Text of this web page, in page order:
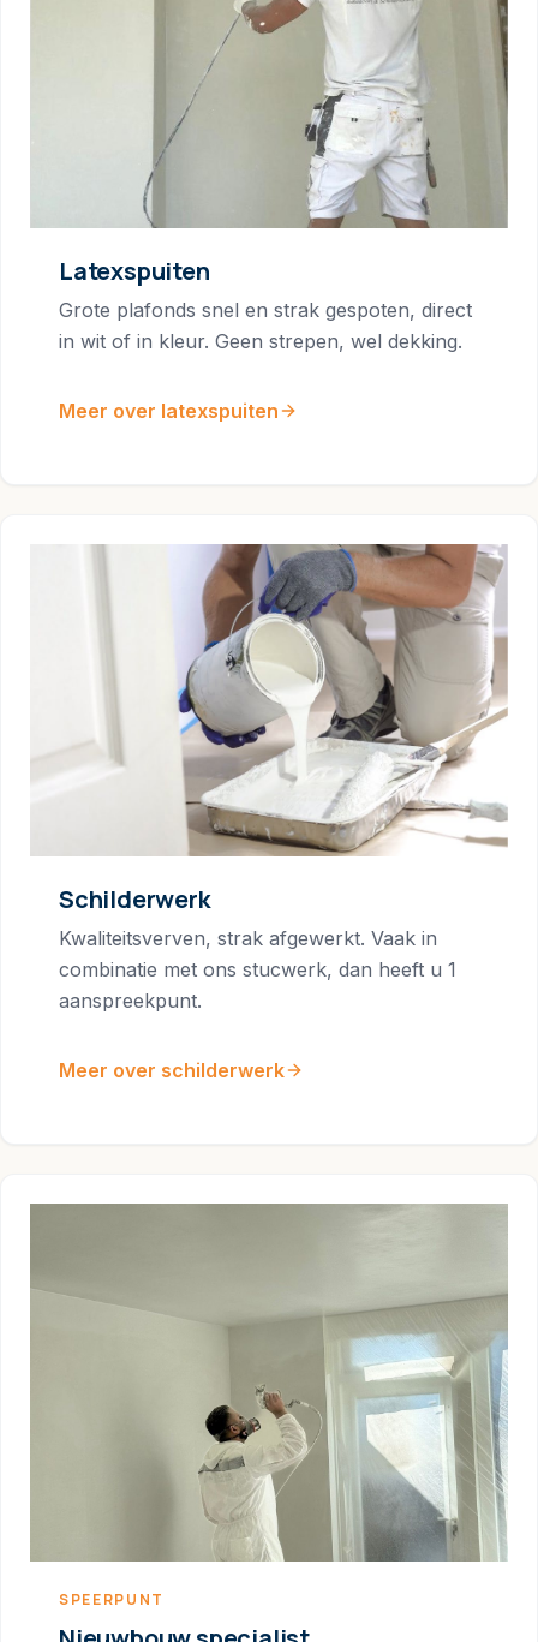
Latexspuiten
Grote plafonds snel en strak gespoten, direct
in wit of in kleur. Geen strepen, wel dekking.
Meer over latexspuiten
Schilderwerk
Kwaliteitsverven, strak afgewerkt. Vaak in
combinatie met ons stucwerk, dan heeft u 1
aanspreekpunt.
Meer over schilderwerk
SPEERPUNT